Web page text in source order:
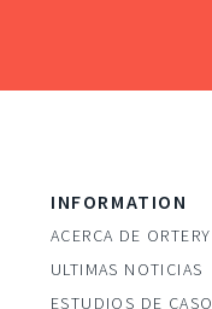
INFORMATION
ACERCA DE ORTERY
ULTIMAS NOTICIAS
ESTUDIOS DE CASO